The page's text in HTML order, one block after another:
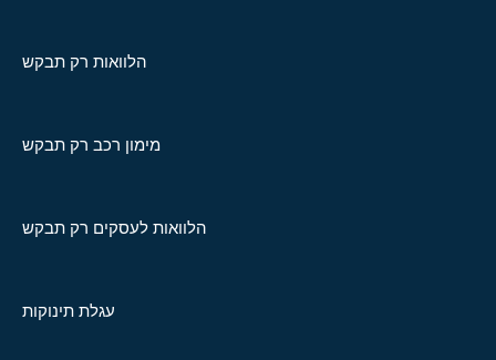
הלוואות רק תבקש
מימון רכב רק תבקש
הלוואות לעסקים רק תבקש
עגלת תינוקות